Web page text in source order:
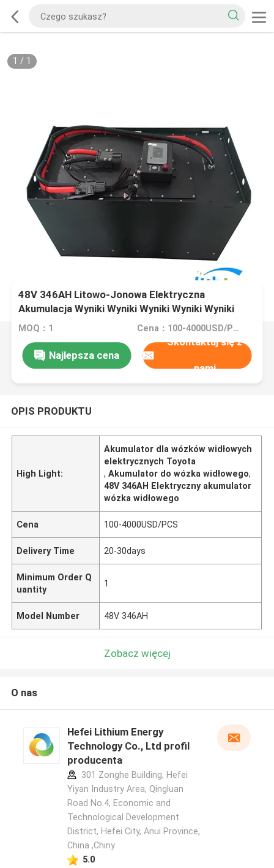
1 / 1
48V 346AH Litowo-Jonowa Elektryczna
Akumulacja Wyniki Wyniki Wyniki Wyniki Wyniki
MOQ：1 Cena：100-4000USD/PCS
Najlepsza cena
Skontaktuj się z
nami
OPIS PRODUKTU
High Light:
Akumulator dla wózków widłowych
elektrycznych Toyota
,Akumulator do wózka widłowego,
48V 346AH Elektryczny akumulator
wózka widłowego
Cena 100-4000USD/PCS
Delivery Time 20-30days
Minimum Order Q
uantity
1
Model Number 48V 346AH
Zobacz więcej
O nas
Hefei Lithium Energy
Technology Co., Ltd profil
producenta
301 Zonghe Building, Hefei
Yiyan Industry Area, Qingluan
Road No.4, Economic and
Technological Development
District, Hefei City, Anui Province,
China ,Chiny
5.0